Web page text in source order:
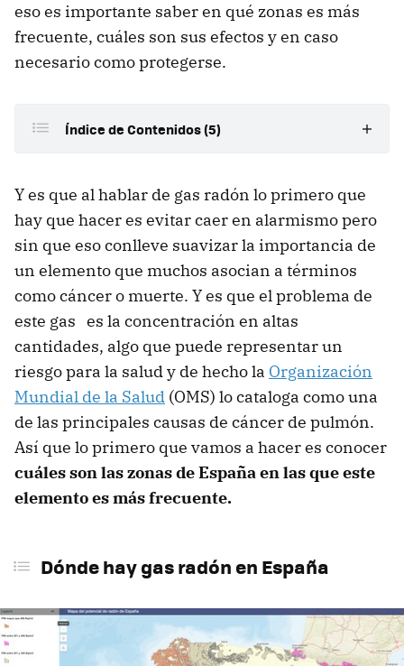
eso es importante saber en qué zonas es más
frecuente, cuáles son sus efectos y en caso
necesario como protegerse.
Índice de Contenidos (5)
¿Qué es el gas radón?
¿Es peligroso para la salud?
Cómo saber si hay radón en mi casa
Qué hacer si detectamos radón en casa
Y es que al hablar de gas radón lo primero que
hay que hacer es evitar caer en alarmismo pero
sin que eso conlleve suavizar la importancia de
un elemento que muchos asocian a términos
como cáncer o muerte. Y es que el problema de
este gas es la concentración en altas
cantidades, algo que puede representar un
riesgo para la salud y de hecho la Organización
Mundial de la Salud (OMS) lo cataloga como una
de las principales causas de cáncer de pulmón.
Así que lo primero que vamos a hacer es conocer
cuáles son las zonas de España en las que este
elemento es más frecuente.
Dónde hay gas radón en España